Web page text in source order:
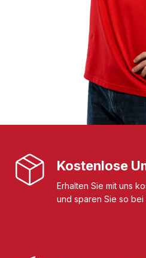
Kostenlose
Erhalten Sie mit uns
und sparen Sie so